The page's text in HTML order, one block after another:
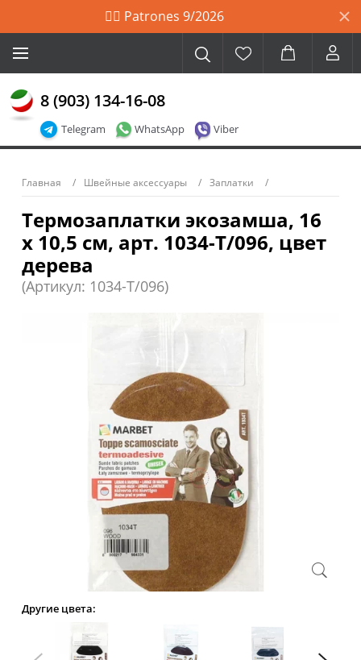
🙋‍♀️ Patrones 9/2026
Telegram WhatsApp Viber
8 (903) 134-16-08
Главная Швейные аксессуары Заплатки
Термозаплатки экозамша, 16
х 10,5 см, арт. 1034-Т/096, цвет
дерева
(Артикул: 1034-T/096)
Другие цвета: